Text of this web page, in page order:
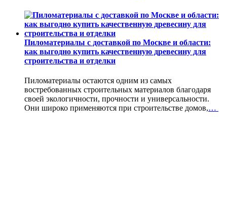
Пиломатериалы с доставкой по Москве и области:
как выгодно купить качественную древесину для
строительства и отделки
Пиломатериалы остаются одним из самых
востребованных строительных материалов благодаря
своей экологичности, прочности и универсальности.
Они широко применяются при строительстве домов,…